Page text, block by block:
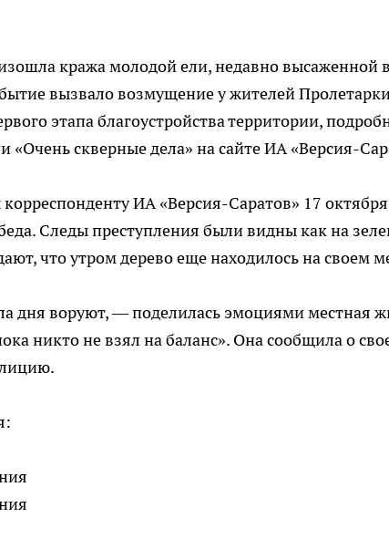
кража молодой ели, недавно высаженной
вызвало возмущение у жителей
этапа благоустройства территории,
«Очень скверные дела» на сайте ИА «Версия-
ИА «Версия-Саратов» 17
Следы преступления были видны как на
что утром дерево еще находилось на своем
дня воруют, — поделилась эмоциями местная
никто не взял на баланс». Она сообщила о